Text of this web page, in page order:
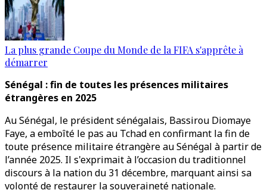
La plus grande Coupe du Monde de la FIFA s'apprête à
démarrer
Sénégal : fin de toutes les présences militaires
étrangères en 2025
Au Sénégal, le président sénégalais, Bassirou Diomaye
Faye, a emboîté le pas au Tchad en confirmant la fin de
toute présence militaire étrangère au Sénégal à partir de
l’année 2025. Il s'exprimait à l’occasion du traditionnel
discours à la nation du 31 décembre, marquant ainsi sa
volonté de restaurer la souveraineté nationale.